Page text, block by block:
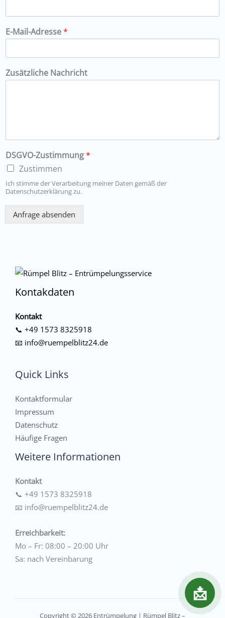
E-Mail-Adresse*
Zusätzliche Nachricht
DSGVO-Zustimmung*
Zustimmen
Ich stimme der Verarbeitung meiner Daten gemäß der
Datenschutzerklärung zu.
Anfrage absenden
📩
Kontakdaten
Kontakt
📞 +49 1573 8325918
📧 info@ruempelblitz24.de
Quick Links
Kontaktformular
Impressum
Datenschutz
Häufige Fragen
Weitere Informationen
Kontakt
📞 +49 1573 8325918
📧 info@ruempelblitz24.de
Erreichbarkeit:
Mo – Fr: 08:00 – 20:00 Uhr
Sa: nach Vereinbarung
Copyright © 2026 Entrümpelung | Rümpel Blitz –